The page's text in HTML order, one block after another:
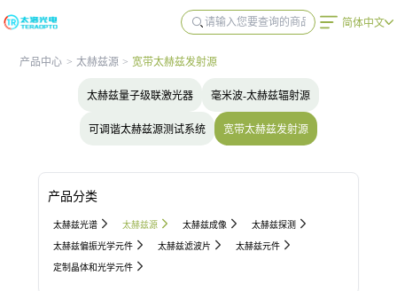
简体中文
产品中心 > 太赫兹源 > 宽带太赫兹发射源
太赫兹量子级联激光器 毫米波-太赫兹辐射源
可调谐太赫兹源测试系统 宽带太赫兹发射源
产品分类
太赫兹光谱 太赫兹源 太赫兹成像 太赫兹探测
太赫兹偏振光学元件 太赫兹滤波片 太赫兹元件
定制晶体和光学元件